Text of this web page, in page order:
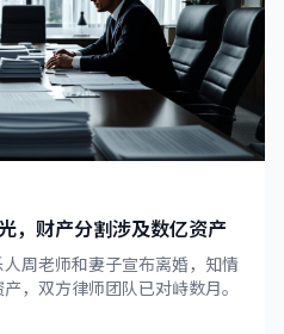
，财产分割涉及数亿资产
周老师和妻子宣布离婚，知情
，双方律师团队已对峙数月。